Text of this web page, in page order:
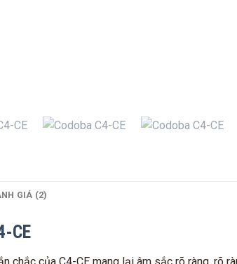
GIÁ (2)
CE